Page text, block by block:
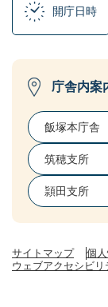
開庁日時
庁舎内案
飯塚本庁舎
筑穂支所
頴田支所
サイトマップ 個
ウェブアクセシビリ